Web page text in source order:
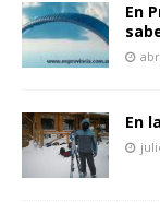
En
En